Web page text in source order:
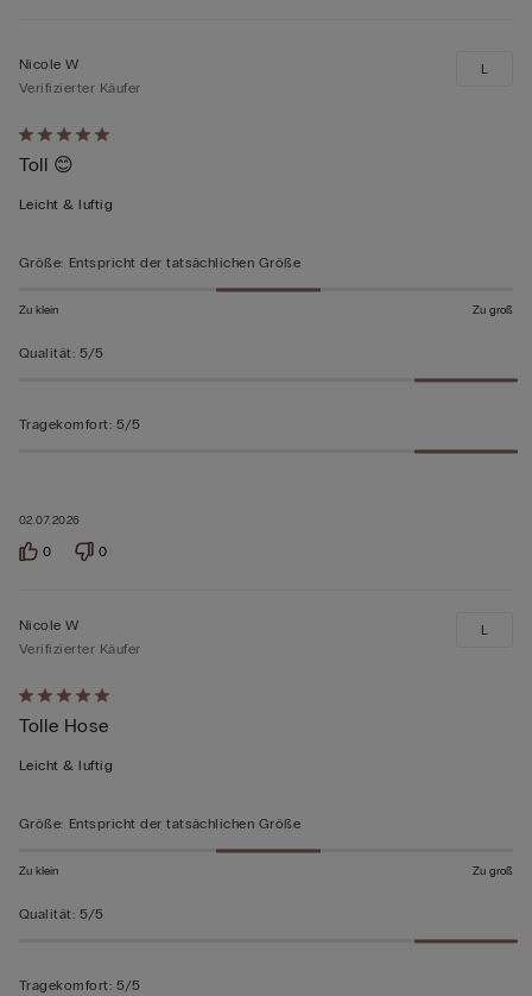
Mit
5
von
bewertet
02.07.2026
Nicole W
Verifizierter Käufer
Toll 😊
Leicht & luftig
L
Größe: Entspricht der tatsächlichen Größe
Zu klein Zu groß
Qualität: 5/5
Tragekomfort: 5/5
0 0
Mit
5
von
bewertet
Nicole W
Verifizierter Käufer
Tolle Hose
Leicht & luftig
L
Größe: Entspricht der tatsächlichen Größe
Zu klein Zu groß
Qualität: 5/5
Tragekomfort: 5/5